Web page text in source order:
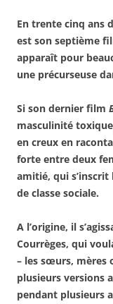
En trente cinq ans
est son septième
apparaît pour
une précurseuse
Si son dernier film
masculinité
en creux en
forte entre deux
amitié, qui s’inscrit
de classe sociale.
A l’origine, il
Courrèges, qui
– les sœurs, mères
plusieurs versions
pendant plusieurs